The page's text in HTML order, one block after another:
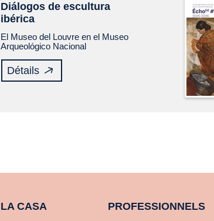
Diálogos de escultura
ibérica
El Museo del Louvre en el Museo
Arqueológico Nacional
Détails
LA CASA PROFESSIONNELS